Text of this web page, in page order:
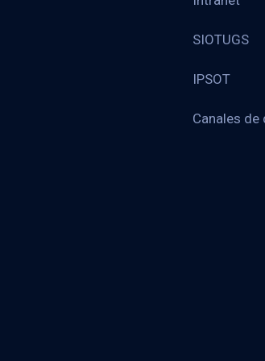
SIOTUGS
IPSOT
Canales de